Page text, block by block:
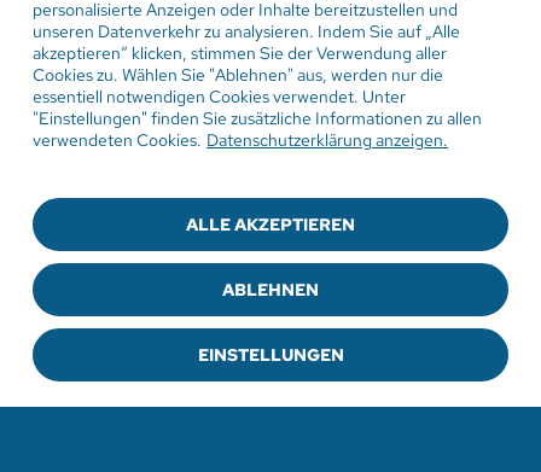
personalisierte Anzeigen oder Inhalte bereitzustellen und
unseren Datenverkehr zu analysieren. Indem Sie auf „Alle
akzeptieren“ klicken, stimmen Sie der Verwendung aller
Cookies zu. Wählen Sie "Ablehnen" aus, werden nur die
essentiell notwendigen Cookies verwendet. Unter
"Einstellungen" finden Sie zusätzliche Informationen zu allen
verwendeten Cookies. Datenschutzerklärung anzeigen.
EINSTELLUNGEN
ABLEHNEN
ALLE AKZEPTIEREN
2. August 2026
Gottesdienst in der
Damit hat niemand gerechnet
Pfarrer Ulrich Weber